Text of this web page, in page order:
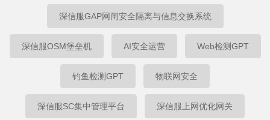
深信服GAP网闸安全隔离与信息交换系统
深信服OSM堡垒机 AI安全运营 Web检测GPT
钓鱼检测GPT 物联网安全
深信服SC集中管理平台 深信服上网优化网关